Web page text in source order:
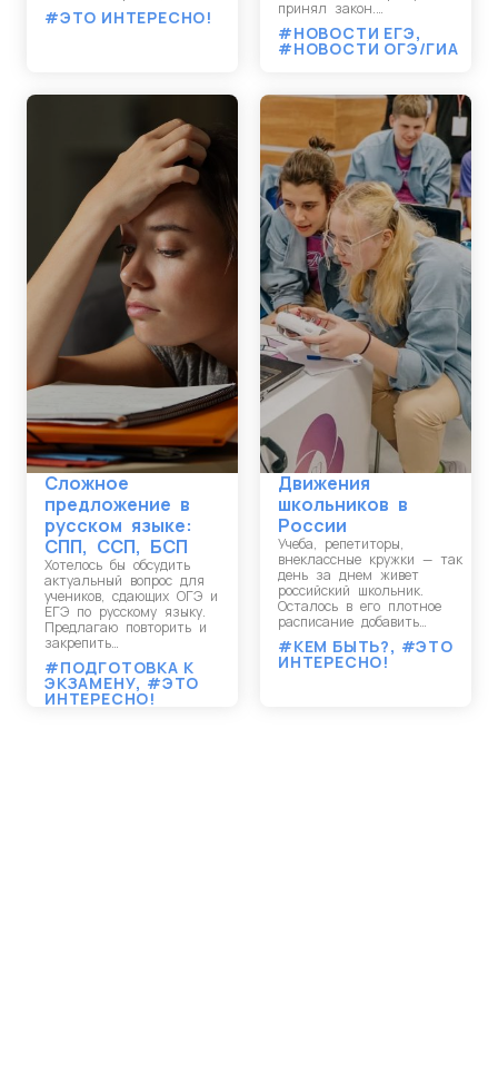
#ЭТО ИНТЕРЕСНО!
принял закон.…
#НОВОСТИ ЕГЭ,
#НОВОСТИ ОГЭ/ГИА
Сложное
предложение в
русском языке:
СПП, ССП, БСП
Хотелось бы обсудить
актуальный вопрос для
учеников, сдающих ОГЭ и
ЕГЭ по русскому языку.
Предлагаю повторить и
закрепить…
#ПОДГОТОВКА К
ЭКЗАМЕНУ, #ЭТО
ИНТЕРЕСНО!
Движения
школьников в
России
Учеба, репетиторы,
внеклассные кружки — так
день за днем живет
российский школьник.
Осталось в его плотное
расписание добавить…
#КЕМ БЫТЬ?, #ЭТО
ИНТЕРЕСНО!